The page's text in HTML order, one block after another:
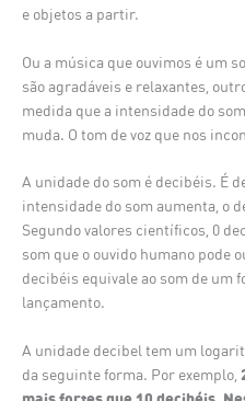
e objetos a partir.
Ou a música que ouvimos é um
são agradáveis e relaxantes,
medida que a intensidade do
muda. O tom de voz que nos
A unidade do som é decibéis. É
intensidade do som aumenta, o
Segundo valores científicos, 0
som que o ouvido humano pode
decibéis equivale ao som de um
lançamento.
A unidade decibel tem um
da seguinte forma. Por exemplo,